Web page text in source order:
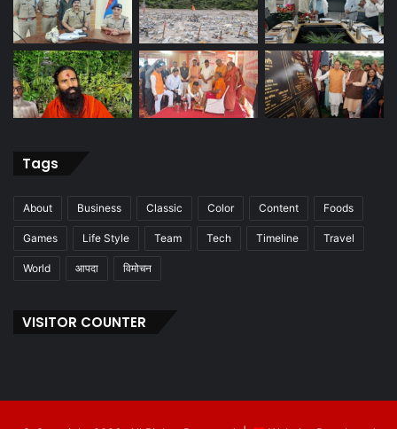
Tags
About Business Classic Color Content Foods
Games Life Style Team Tech Timeline Travel
World आपदा विमोचन
VISITOR COUNTER